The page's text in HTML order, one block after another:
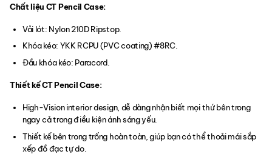
Chất liệu CT Pencil Case:
Vải lót: Nylon 210D Ripstop.
Khóa kéo: YKK RCPU (PVC coating) #8RC.
Đầu khóa kéo: Paracord.
Thiết kế CT Pencil Case:
High-Vision interior design, dễ dàng nhận biết mọi thứ bên trong
ngay cả trong điều kiện ánh sáng yếu.
Thiết kế bên trong trống hoàn toàn, giúp bạn có thể thoải mái sắp
xếp đồ đạc tự do.